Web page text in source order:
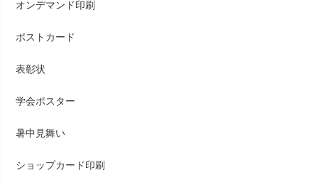
オンデマンド印刷
ポストカード
表彰状
学会ポスター
暑中見舞い
ショップカード印刷